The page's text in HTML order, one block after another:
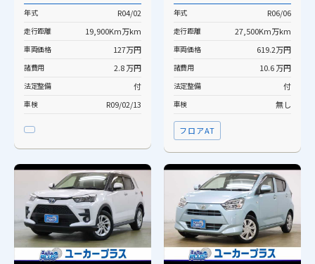
年式 R04/02
走行距離 19,900Km万km
車両価格 127万円
諸費用 2.8 万円
法定整備 付
車検 R09/02/13
年式 R06/06
走行距離 27,500Km万km
車両価格 619.2万円
諸費用 10.6 万円
法定整備 付
車検 無し
フロアAT